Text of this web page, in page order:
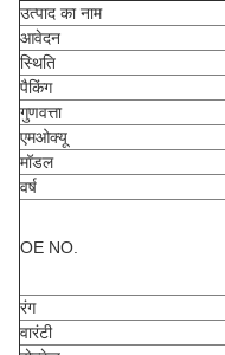
उत्पाद का नाम
आवेदन
स्थिति
पैकिंग
गुणवत्ता
एमओक्यू
मॉडल
वर्ष
OE NO.
रंग
वारंटी